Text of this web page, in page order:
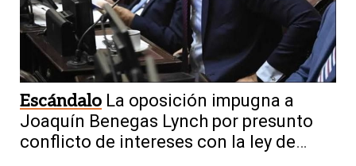
Escándalo La oposición impugna a
Joaquín Benegas Lynch por presunto
conflicto de intereses con la ley de